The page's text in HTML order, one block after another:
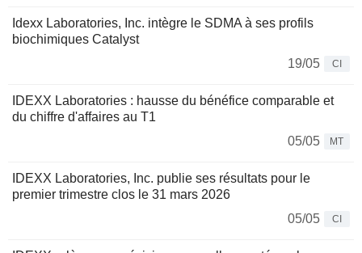
Idexx Laboratories, Inc. intègre le SDMA à ses profils
biochimiques Catalyst
19/05
CI
IDEXX Laboratories : hausse du bénéfice comparable et
du chiffre d'affaires au T1
05/05
MT
IDEXX Laboratories, Inc. publie ses résultats pour le
premier trimestre clos le 31 mars 2026
05/05
CI